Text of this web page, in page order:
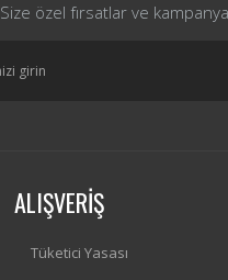
Size özel fırsatlar ve
ALIŞVERİŞ
Tüketici Yasası